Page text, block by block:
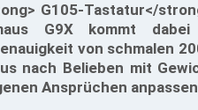
G105-Tastatur</
G9X kommt
von schmalen
nach Belieben mit
Ansprüchen